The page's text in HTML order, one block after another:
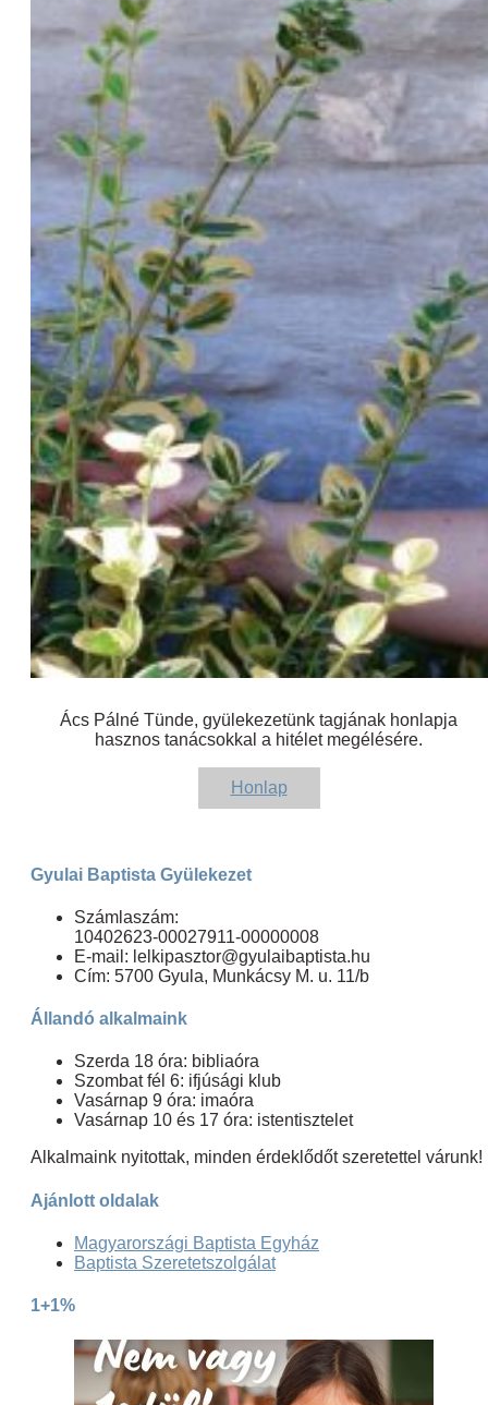
Ács Pálné Tünde, gyülekezetünk tagjának honlapja
hasznos tanácsokkal a hitélet megélésére.
Honlap
Gyulai Baptista Gyülekezet
Számlaszám:
10402623-00027911-00000008
E-mail: lelkipasztor@gyulaibaptista.hu
Cím: 5700 Gyula, Munkácsy M. u. 11/b
Állandó alkalmaink
Szerda 18 óra: bibliaóra
Szombat fél 6: ifjúsági klub
Vasárnap 9 óra: imaóra
Vasárnap 10 és 17 óra: istentisztelet
Alkalmaink nyitottak, minden érdeklődőt szeretettel várunk!
Ajánlott oldalak
Magyarországi Baptista Egyház
Baptista Szeretetszolgálat
1+1%